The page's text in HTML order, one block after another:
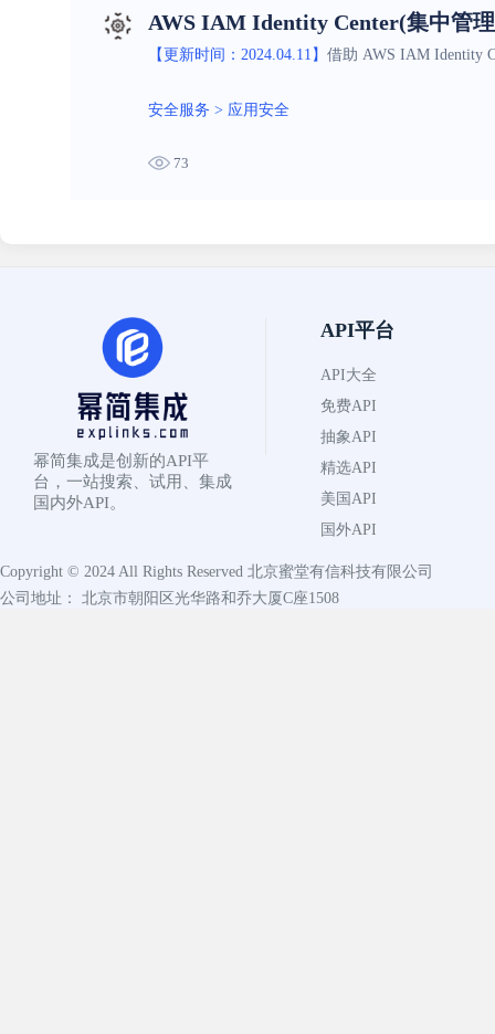
AWS IAM Identity Center(集中管
【更新时间：2024.04.11】 借助 AWS IAM Identity
安全服务 > 应用安全
73
幂简集成是创新的API平
台，一站搜索、试用、集成
国内外API。
API平台
API大全
免费API
抽象API
精选API
美国API
国外API
Copyright © 2024 All Rights Reserved 北京蜜堂有信科技有限公司
公司地址： 北京市朝阳区光华路和乔大厦C座1508